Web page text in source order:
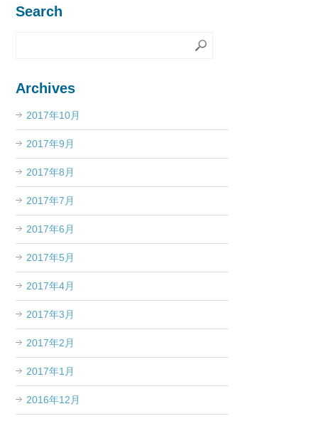
Search
Archives
2017年10月
2017年9月
2017年8月
2017年7月
2017年6月
2017年5月
2017年4月
2017年3月
2017年2月
2017年1月
2016年12月